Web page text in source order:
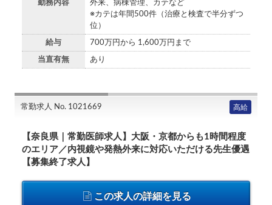
勤務内容
外来、病棟管理、カテなど
※カテは年間500件（治療と検査で半分ずつ
位）
給与 700万円から 1,600万円まで
当直有無 あり
常勤求人 No. 1021669 高給
【奈良県｜常勤医師求人】大阪・京都からも1時間程度
のエリア／内視鏡や発熱外来に対応いただける先生優遇
【募集終了求人】
この求人の詳細を見る